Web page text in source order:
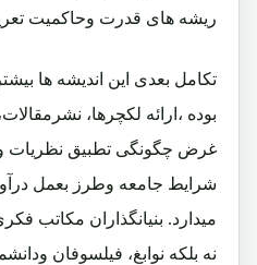
ریشه های قدرت وحاکمیت
تکامل بعدی این اندیشه ها
بوده ،ارائه لکچرها،
غرض چگونگی تطبیق نظریات
شرایط جامعه وطرز بعمل
میدارد. بنیانگذاران مکاتب
نه بلکه نوابغ، فیلسوفان